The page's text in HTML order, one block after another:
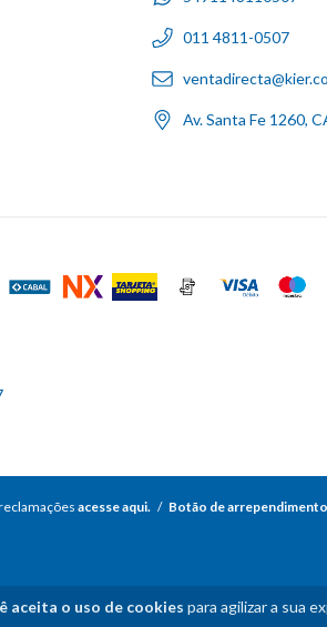
aceita o uso de cookies para agilizar a sua
011 4811-0507
Av. Santa Fe 1260,
acesse aqui. / Botão de arrependimento